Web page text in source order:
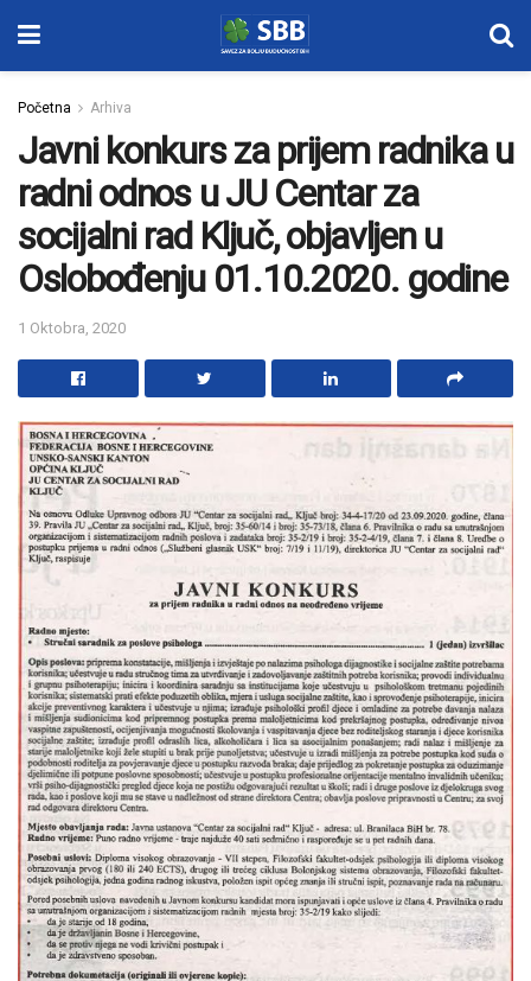
Početna Arhiva
Javni konkurs za prijem radnika u
radni odnos u JU Centar za
socijalni rad Ključ, objavljen u
Oslobođenju 01.10.2020. godine
1 Oktobra, 2020